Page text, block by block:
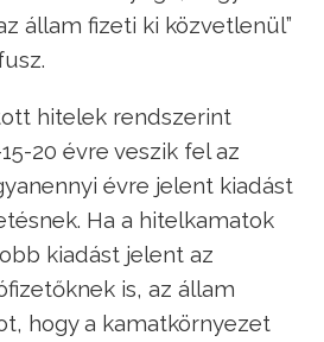
állam fizeti ki közvetlenül”
hitelek rendszerint
20 évre veszik fel az
évre jelent kiadást
Ha a hitelkamatok
kiadást jelent az
is, az állam
hogy a kamatkörnyezet